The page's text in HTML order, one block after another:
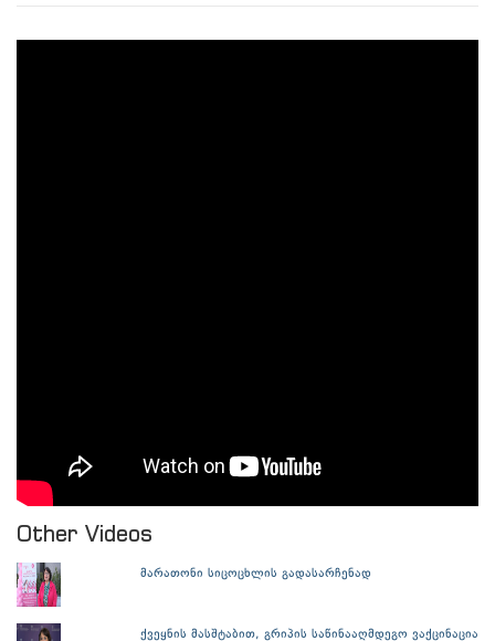
Other Videos
მარათონი სიცოცხლის გადასარჩენად
ქვეყნის მასშტაბით, გრიპის საწინააღმდეგო ვაქცინაცია